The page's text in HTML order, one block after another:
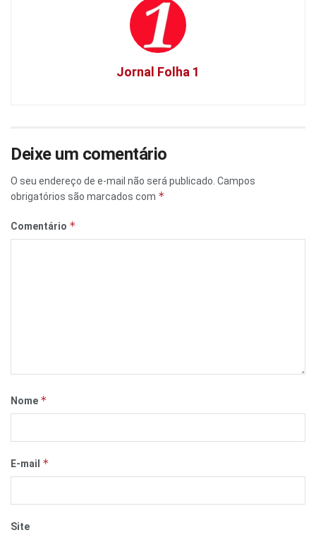
Jornal Folha 1
Deixe um comentário
O seu endereço de e-mail não será publicado. Campos
obrigatórios são marcados com *
Comentário *
Nome *
E-mail *
Site